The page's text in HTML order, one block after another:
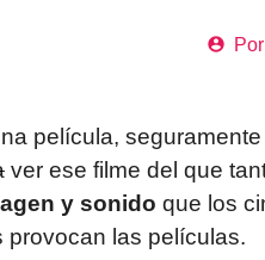
account_circle Por
película,
ver ese filme del que
y sonido que los
las películas.